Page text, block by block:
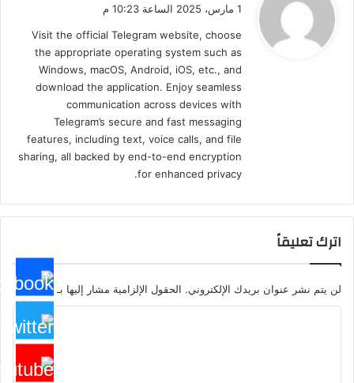
ل
1 مارس، 2025 الساعة 10:23 م
Visit the official Telegram website, choose
the appropriate operating system such as
Windows, macOS, Android, iOS, etc., and
download the application. Enjoy seamless
communication across devices with
Telegram’s secure and fast messaging
features, including text, voice calls, and file
sharing, all backed by end-to-end encryption
for enhanced privacy.
اترك تعليقاً
لن يتم نشر عنوان بريدك الإلكتروني. الحقول الإلزامية مشار إليها بـ *